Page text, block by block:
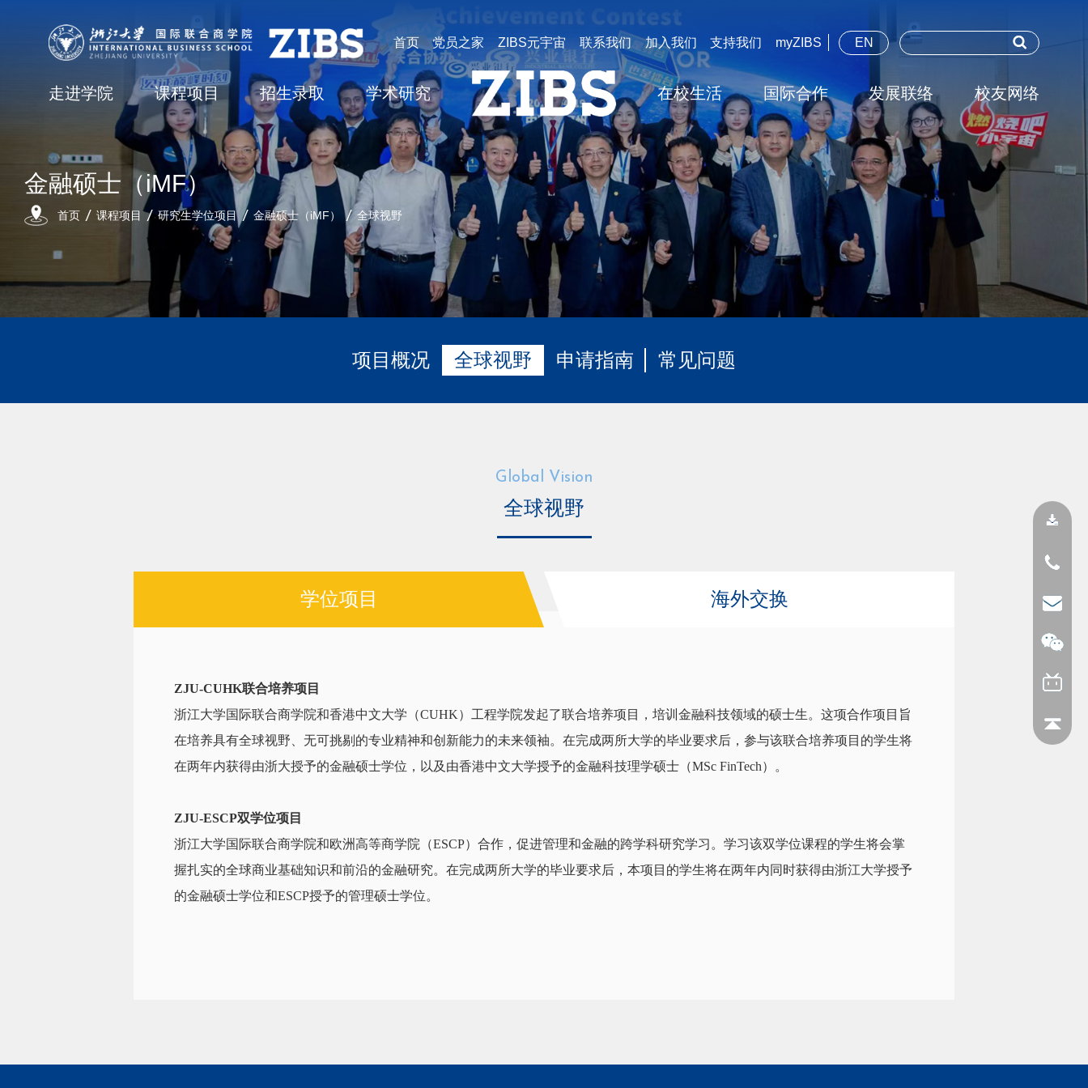
首页 党员之家 ZIBS元宇宙 联系我们 加入我们 支持我们 myZIBS EN
走进学院 课程项目 招生录取 学术研究 在校生活 国际合作 发展联络 校友网络
金融硕士（iMF）
首页 课程项目 研究生学位项目 金融硕士（iMF） 全球视野
项目概况 全球视野 申请指南 常见问题
Global Vision
全球视野
学位项目 海外交换
ZJU-CUHK联合培养项目
浙江大学国际联合商学院和香港中文大学（CUHK）工程学院发起了联合培养项目，培训金融科技领域的硕士生。这项合作项目旨
在培养具有全球视野、无可挑剔的专业精神和创新能力的未来领袖。在完成两所大学的毕业要求后，参与该联合培养项目的学生将
在两年内获得由浙大授予的金融硕士学位，以及由香港中文大学授予的金融科技理学硕士（MSc FinTech）。
ZJU-ESCP双学位项目
浙江大学国际联合商学院和欧洲高等商学院（ESCP）合作，促进管理和金融的跨学科研究学习。学习该双学位课程的学生将会掌
握扎实的全球商业基础知识和前沿的金融研究。在完成两所大学的毕业要求后，本项目的学生将在两年内同时获得由浙江大学授予
的金融硕士学位和ESCP授予的管理硕士学位。